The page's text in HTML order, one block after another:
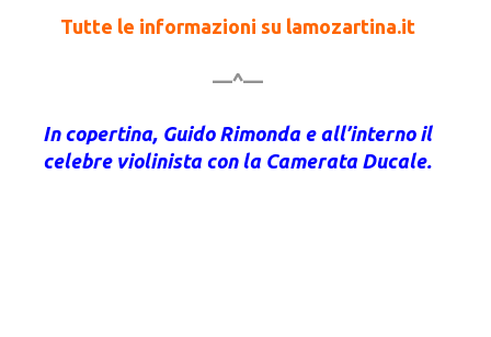
Tutte le informazioni su lamozartina.it
—^—
In copertina, Guido Rimonda e all’interno il
celebre violinista con la Camerata Ducale.